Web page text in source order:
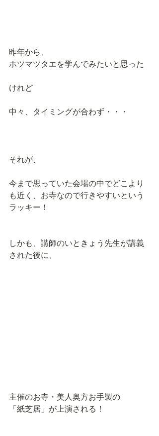
昨年から、
ホツマツタエを学んでみたいと思った
けれど
中々、タイミングが合わず・・・
それが、
今まで思っていた会場の中でどこより
も近く、お寺なので行きやすいという
ラッキー！
しかも、講師のいときょう先生が講義
された後に、
主催のお寺・美人奥方お手製の
「紙芝居」が上演される！